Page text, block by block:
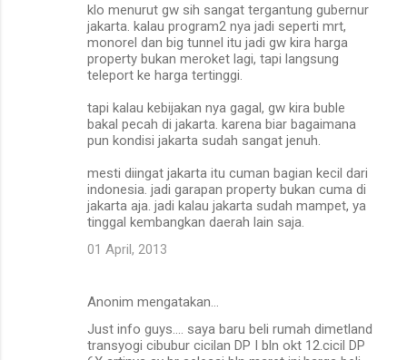
klo menurut gw sih sangat tergantung gubernur
jakarta. kalau program2 nya jadi seperti mrt,
monorel dan big tunnel itu jadi gw kira harga
property bukan meroket lagi, tapi langsung
teleport ke harga tertinggi.
tapi kalau kebijakan nya gagal, gw kira buble
bakal pecah di jakarta. karena biar bagaimana
pun kondisi jakarta sudah sangat jenuh.
mesti diingat jakarta itu cuman bagian kecil dari
indonesia. jadi garapan property bukan cuma di
jakarta aja. jadi kalau jakarta sudah mampet, ya
tinggal kembangkan daerah lain saja.
01 April, 2013
Anonim mengatakan…
Just info guys.... saya baru beli rumah dimetland
transyogi cibubur cicilan DP I bln okt 12.cicil DP